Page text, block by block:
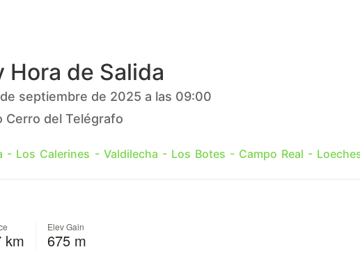
Hora de Salida
septiembre de 2025 a las 09:00
Cerro del Telégrafo
- Los Calerines - Valdilecha - Los Botes - Campo Real -